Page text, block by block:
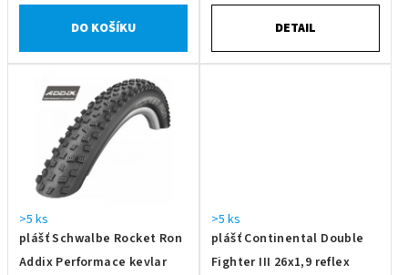
DO KOŠÍKU DETAIL
plášť Schwalbe Rocket Ron
Addix Performace kevlar
>5 ks
plášť Continental Double
Fighter III 26x1,9 reflex
>5 ks